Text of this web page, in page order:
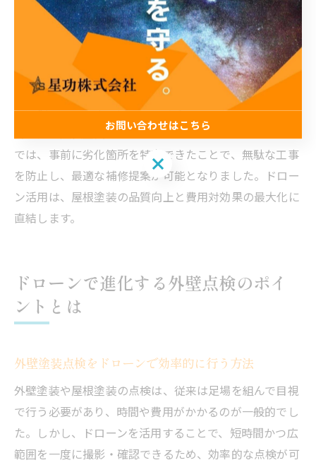
特に大阪府大阪市の住宅密集地では、ドローンによる屋
根診断が安全かつ迅速に実施できるため、依頼者が安心
して調査を任せられるのが大きな利点です。撮影データ
は依頼主にも分かりやすく提示され、補修箇所の明確化
や見積もりの正確性向上にも寄与します。
例えば、屋根塗装前にドローンチェックを行ったケース
では、事前に劣化箇所を特定できたことで、無駄な工事
を防止し、最適な補修提案が可能となりました。ドロー
ン活用は、屋根塗装の品質向上と費用対効果の最大化に
直結します。
ドローンで進化する外壁点検のポイ
ントとは
外壁塗装点検をドローンで効率的に行う方法
外壁塗装や屋根塗装の点検は、従来は足場を組んで目視
で行う必要があり、時間や費用がかかるのが一般的でし
た。しかし、ドローンを活用することで、短時間かつ広
範囲を一度に撮影・確認できるため、効率的な点検が可
お問い合わせはこちら
お問い合わせはこちら